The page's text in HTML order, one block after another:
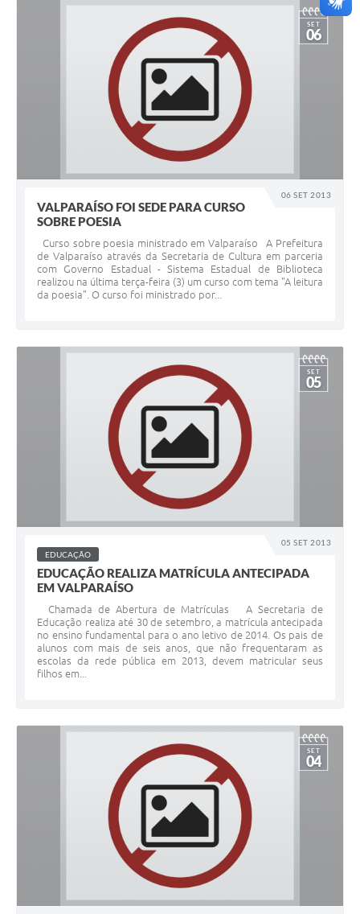
06 SET 2013
SET
06
VALPARAÍSO FOI SEDE PARA CURSO
SOBRE POESIA
Curso sobre poesia ministrado em Valparaíso A Prefeitura
de Valparaíso através da Secretaria de Cultura em parceria
com Governo Estadual - Sistema Estadual de Biblioteca
realizou na última terça-feira (3) um curso com tema "A leitura
da poesia". O curso foi ministrado por...
05 SET 2013
SET
05
EDUCAÇÃO
EDUCAÇÃO REALIZA MATRÍCULA ANTECIPADA
EM VALPARAÍSO
Chamada de Abertura de Matrículas A Secretaria de
Educação realiza até 30 de setembro, a matrícula antecipada
no ensino fundamental para o ano letivo de 2014. Os pais de
alunos com mais de seis anos, que não frequentaram as
escolas da rede pública em 2013, devem matricular seus
filhos em...
SET
04